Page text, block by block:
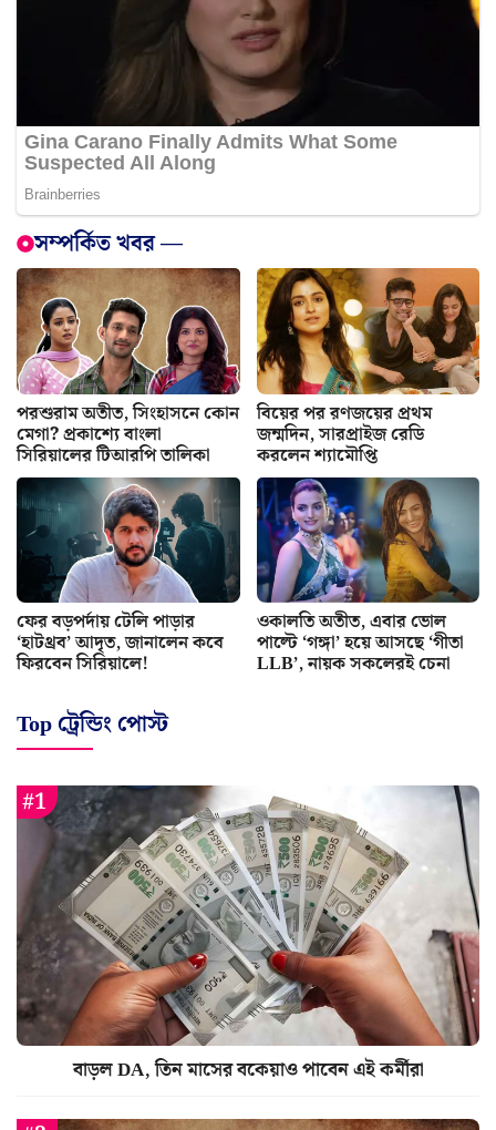
সম্পর্কিত খবর —
পরশুরাম অতীত, সিংহাসনে কোন
মেগা? প্রকাশ্যে বাংলা
সিরিয়ালের টিআরপি তালিকা
বিয়ের পর রণজয়ের প্রথম
জন্মদিন, সারপ্রাইজ রেডি
করলেন শ্যামৌপ্তি
ফের বড়পর্দায় টেলি পাড়ার
‘হাটথ্রব’ আদৃত, জানালেন কবে
ফিরবেন সিরিয়ালে!
ওকালতি অতীত, এবার ভোল
পাল্টে ‘গঙ্গা’ হয়ে আসছে ‘গীতা
LLB’, নায়ক সকলেরই চেনা
Top ট্রেন্ডিং পোস্ট
বাড়ল DA, তিন মাসের বকেয়াও পাবেন এই কর্মীরা